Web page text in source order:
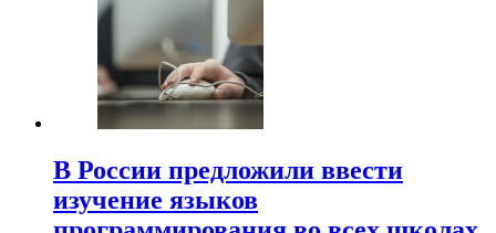
В России предложили ввести
изучение языков